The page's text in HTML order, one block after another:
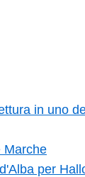
in uno
Marche
per